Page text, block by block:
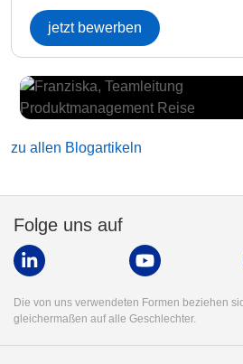
jetzt bewerben
zu allen Blogartikeln
Folge uns auf
Die von uns verwendeten Formen beziehen
gleichermaßen auf alle Geschlechter.